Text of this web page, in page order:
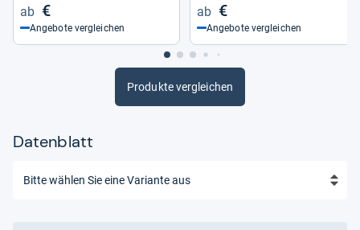
€
Angebote vergleichen
€
Angebote vergleichen
Produkte vergleichen
Datenblatt